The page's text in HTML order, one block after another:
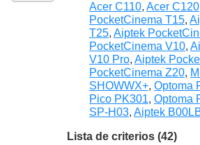
Acer C110, Acer C120
PocketCinema T15,
T25, Aiptek
PocketCinema V10,
V10 Pro, Aiptek
PocketCinema Z20,
SHOWWX+, Optoma
Pico PK301, Optoma
SP-H03, Aiptek
Lista de criterios (42)